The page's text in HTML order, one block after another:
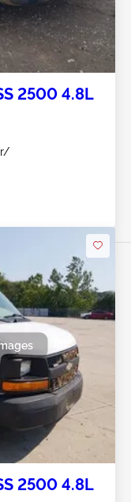
2500 4.8L
2500 4.8L